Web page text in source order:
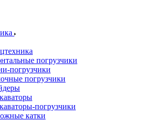
погрузчики
погрузчики
погрузчики
погрузчики
катки